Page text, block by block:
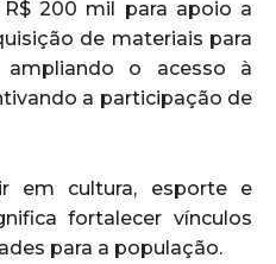
R$ 200 mil para apoio a
de materiais para
ampliando o acesso à
a participação de
em cultura, esporte e
fortalecer vínculos
para a população.